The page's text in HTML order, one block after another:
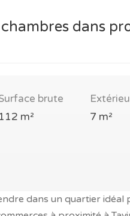
dans
brute
112 m²
7 m²
dans un quartier idéal